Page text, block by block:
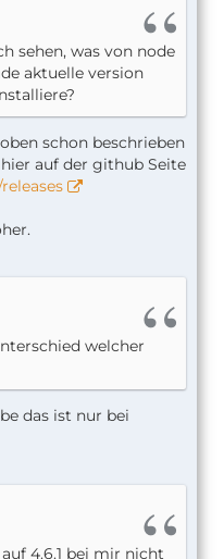
sehen, was von node
aktuelle version
schon beschrieben
auf der github Seite
welcher
das ist nur bei
4.6.1 bei mir nicht